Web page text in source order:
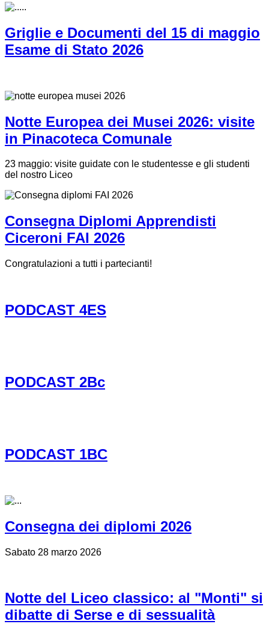
Griglie e Documenti del 15 di maggio
Esame di Stato 2026
Notte Europea dei Musei 2026: visite
in Pinacoteca Comunale
23 maggio: visite guidate con le studentesse e gli studenti
del nostro Liceo
Consegna Diplomi Apprendisti
Ciceroni FAI 2026
Congratulazioni a tutti i partecianti!
PODCAST 4ES
PODCAST 2Bc
PODCAST 1BC
Consegna dei diplomi 2026
Sabato 28 marzo 2026
Notte del Liceo classico: al "Monti" si
dibatte di Serse e di sessualità